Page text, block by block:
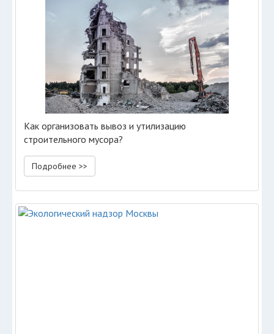
Как организовать вывоз и утилизацию
строительного мусора?
Подробнее >>